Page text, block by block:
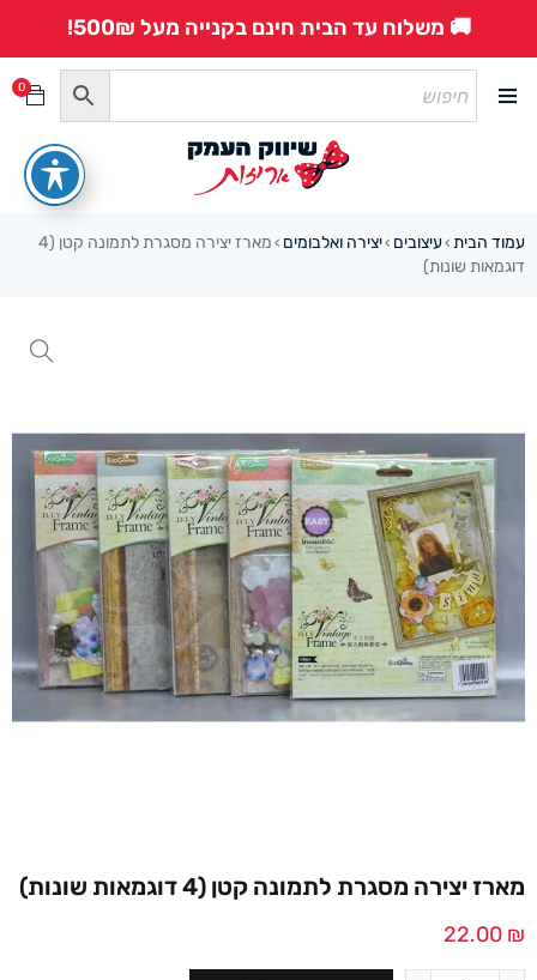
🚚 משלוח עד הבית חינם בקנייה מעל 500₪!
0
עמוד הבית ›עיצובים ›יצירה ואלבומים ›
מארז יצירה מסגרת לתמונה קטן (4
דוגמאות שונות)
מארז יצירה מסגרת לתמונה קטן (4 דוגמאות שונות)
22.00 ₪